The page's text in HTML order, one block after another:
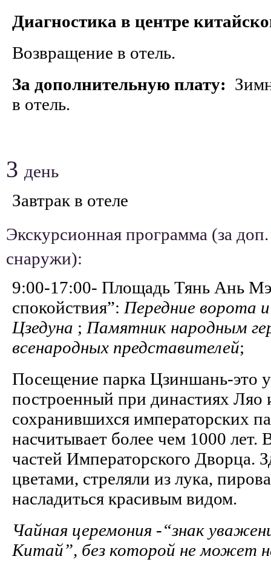
Диагностика в центре
Возвращение в отель.
За дополнительную плату:
в отель.
3 день
Завтрак в отеле
Экскурсионная программа (за
снаружи):
9:00-17:00- Площадь Тянь Ань
спокойствия”: Передние ворота
Цзедуна ; Памятник народным
всенародных представителей;
Посещение парка Цзиншань-это
построенный при династиях
сохранившихся императорских
насчитывает более чем 1000
частей Императорского Дворца.
цветами, стреляли из лука,
насладиться красивым видом.
Чайная церемония -“знак
Китай”, без которой не может